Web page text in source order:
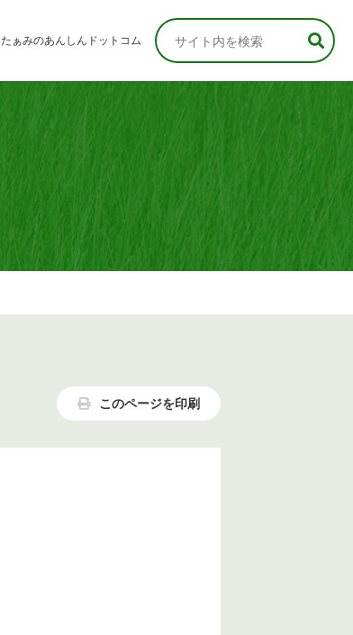
たぁみのあんしんドットコム
このページを印刷